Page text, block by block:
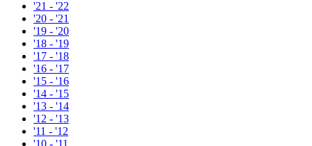
'21 - '22
'20 - '21
'19 - '20
'18 - '19
'17 - '18
'16 - '17
'15 - '16
'14 - '15
'13 - '14
'12 - '13
'11 - '12
'10 - '11